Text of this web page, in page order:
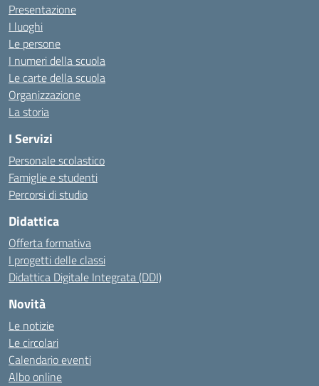
Presentazione
I luoghi
Le persone
I numeri della scuola
Le carte della scuola
Organizzazione
La storia
I Servizi
Personale scolastico
Famiglie e studenti
Percorsi di studio
Didattica
Offerta formativa
I progetti delle classi
Didattica Digitale Integrata (DDI)
Novità
Le notizie
Le circolari
Calendario eventi
Albo online